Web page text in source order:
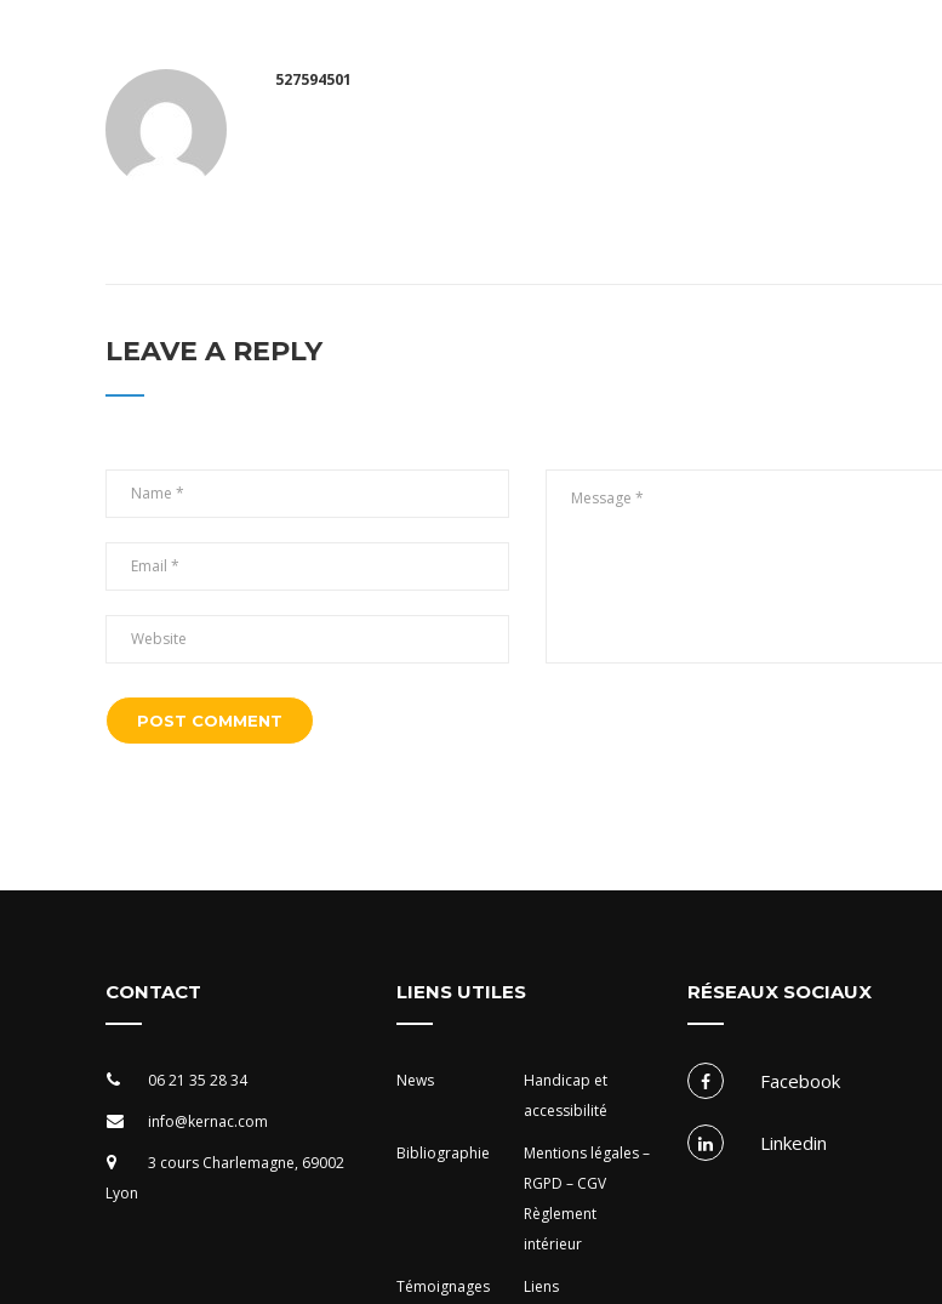
527594501
LEAVE A REPLY
CONTACT
06 21 35 28 34
info@kernac.com
3 cours Charlemagne, 69002
Lyon
LIENS UTILES
News
Handicap et
accessibilité
Bibliographie
Mentions légales –
RGPD – CGV
Règlement
intérieur
Témoignages Liens
RÉSEAUX SOCIAUX
Facebook
Linkedin